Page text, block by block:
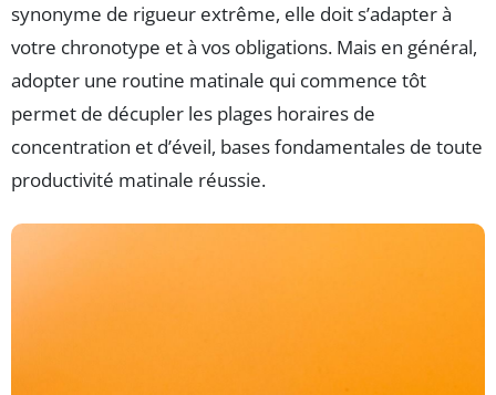
synonyme de rigueur extrême, elle doit s’adapter à
votre chronotype et à vos obligations. Mais en général,
adopter une routine matinale qui commence tôt
permet de décupler les plages horaires de
concentration et d’éveil, bases fondamentales de toute
productivité matinale réussie.